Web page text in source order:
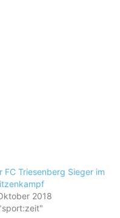
FC Triesenberg Sieger im
2018